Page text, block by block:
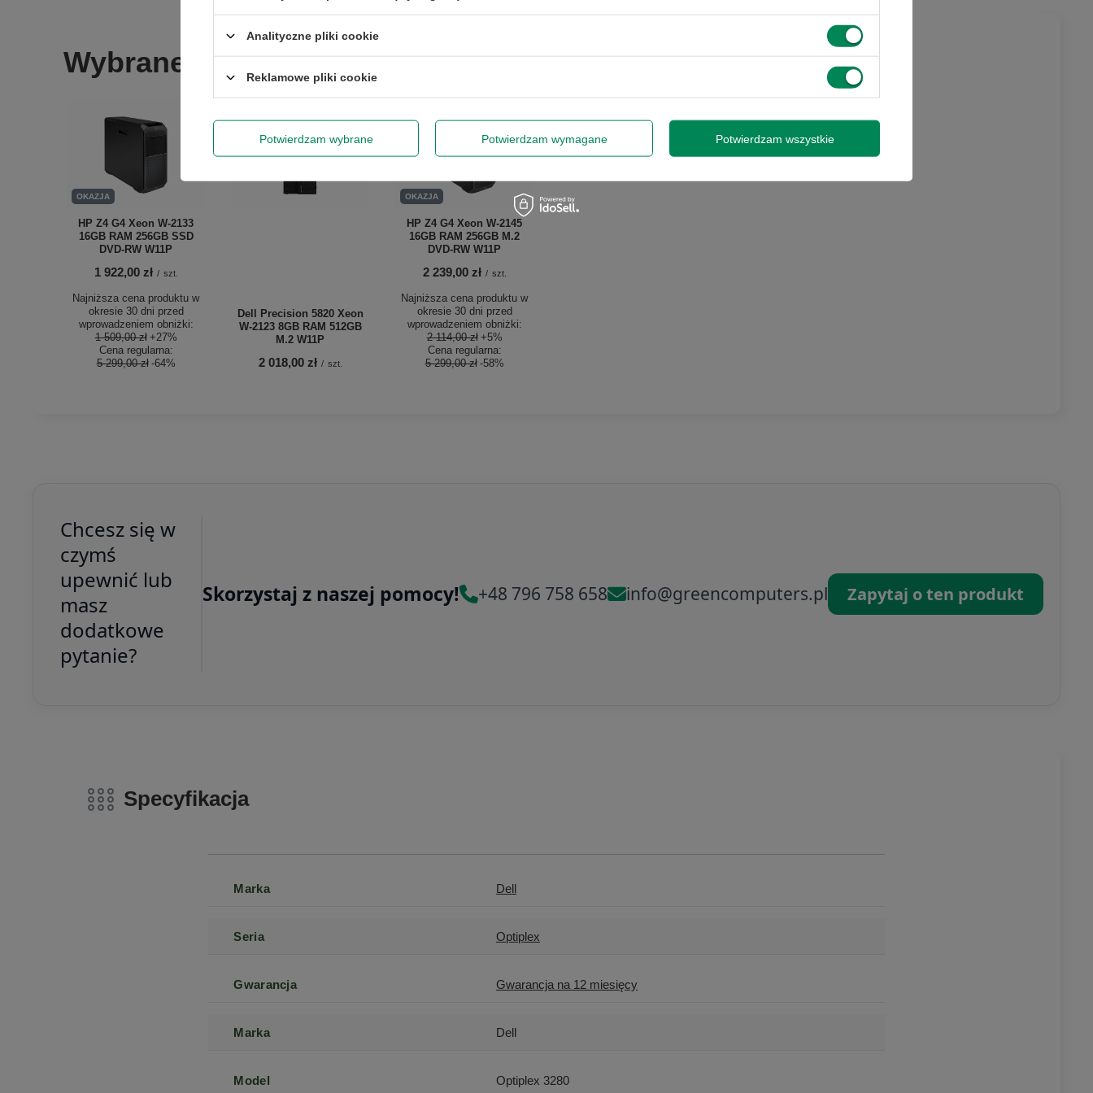
Wybrane dla Ciebie
OKAZJA
HP Z4 G4 Xeon W-2133
16GB RAM 256GB SSD
DVD-RW W11P
1 922,00 zł / szt.
Najniższa cena produktu w
okresie 30 dni przed
wprowadzeniem obniżki:
1 509,00 zł +27%
Cena regularna:
5 299,00 zł -64%
Dell Precision 5820 Xeon
W-2123 8GB RAM 512GB
M.2 W11P
2 018,00 zł / szt.
OKAZJA
HP Z4 G4 Xeon W-2145
16GB RAM 256GB M.2
DVD-RW W11P
2 239,00 zł / szt.
Najniższa cena produktu w
okresie 30 dni przed
wprowadzeniem obniżki:
2 114,00 zł +5%
Cena regularna:
5 299,00 zł -58%
Chcesz się w
czymś
upewnić lub
masz
dodatkowe
pytanie?
Skorzystaj z naszej pomocy! +48 796 758 658 info@greencomputers.pl Zapytaj o ten produkt
Specyfikacja
Marka Dell
Seria Optiplex
Gwarancja Gwarancja na 12 miesięcy
Marka Dell
Model Optiplex 3280
Analityczne pliki cookie
Reklamowe pliki cookie
Potwierdzam wybrane Potwierdzam wymagane Potwierdzam wszystkie